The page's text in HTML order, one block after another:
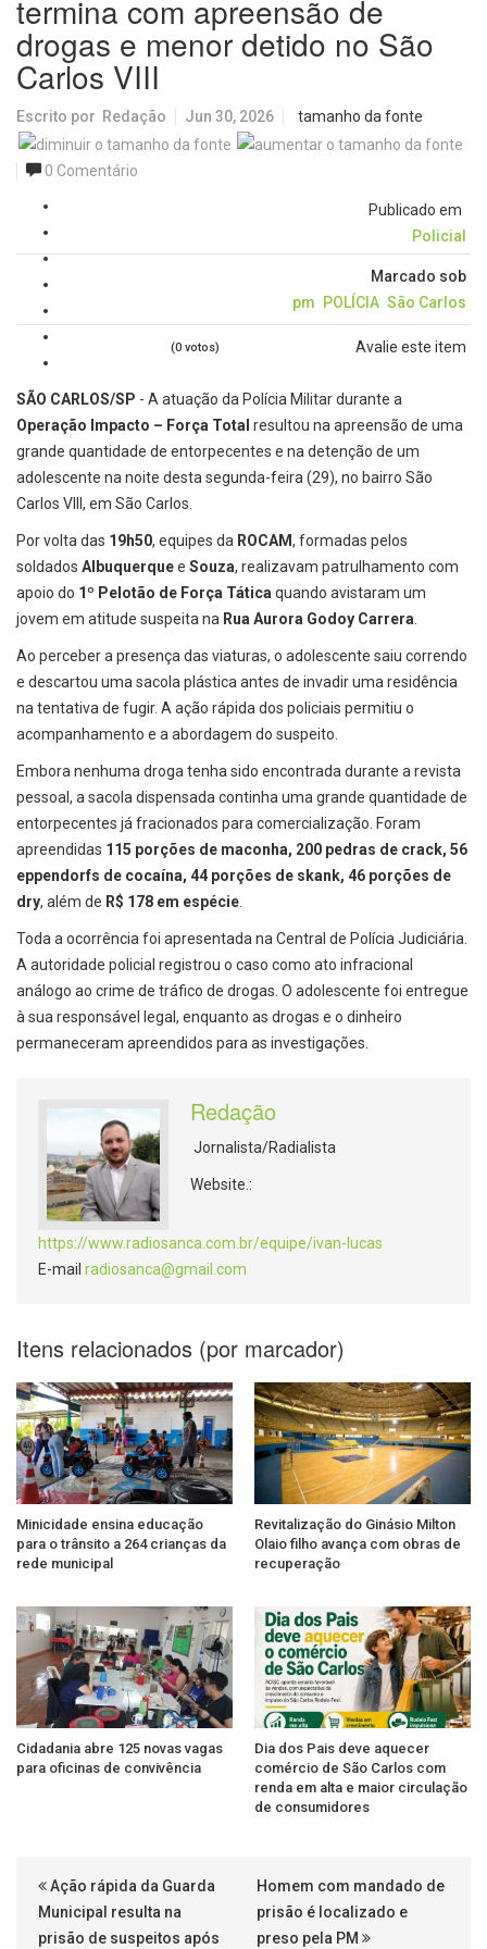
termina com apreensão de
drogas e menor detido no São
Carlos VIII
Escrito por Redação Jun 30, 2026 tamanho da fonte
0 Comentário
Publicado em
Policial
Marcado sob
pm
POLÍCIA São Carlos
Avalie este item
(0 votos)
SÃO CARLOS/SP - A atuação da Polícia Militar durante a
Operação Impacto – Força Total resultou na apreensão de uma
grande quantidade de entorpecentes e na detenção de um
adolescente na noite desta segunda-feira (29), no bairro São
Carlos VIII, em São Carlos.
Por volta das 19h50, equipes da ROCAM, formadas pelos
soldados Albuquerquee Souza, realizavam patrulhamento com
apoio do 1º Pelotão de Força Tática quando avistaram um
jovem em atitude suspeita na Rua Aurora Godoy Carrera
Ao perceber a presença das viaturas, o adolescente saiu correndo
e descartou uma sacola plástica antes de invadir uma residência
na tentativa de fugir. A ação rápida dos policiais permitiu o
acompanhamento e a abordagem do suspeito.
Embora nenhuma droga tenha sido encontrada durante a revista
pessoal, a sacola dispensada continha uma grande quantidade de
entorpecentes já fracionados para comercialização. Foram
apreendidas 115 porções de maconha, 200 pedras de crack, 56
eppendorfs de cocaína, 44 porções de skank, 46 porções de
dry, além de R$ 178 em espécie
Toda a ocorrência foi apresentada na Central de Polícia Judiciária.
A autoridade policial registrou o caso como ato infracional
análogo ao crime de tráfico de drogas. O adolescente foi entregue
à sua responsável legal, enquanto as drogas e o dinheiro
permaneceram apreendidos para as investigações.
Redação
Jornalista/Radialista
Website.:
https://www.radiosanca.com.br/equipe/ivan-lucas
E-mail radiosanca@gmail.com
Itens relacionados (por marcador)
Minicidade ensina educação
para o trânsito a 264 crianças da
rede municipal
Revitalização do Ginásio Milton
Olaio filho avança com obras de
recuperação
Cidadania abre 125 novas vagas
para oficinas de convivência
Dia dos Pais deve aquecer
comércio de São Carlos com
renda em alta e maior circulação
de consumidores
Ação rápida da Guarda
Municipal resulta na
prisão de suspeitos após
Homem com mandado de
prisão é localizado e
preso pela PM